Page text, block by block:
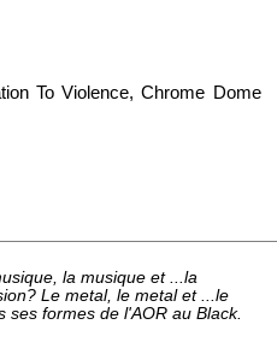
To Violence, Chrome Dome
la musique et ...la
Le metal, le metal et ...le
ses formes de l'AOR au Black.